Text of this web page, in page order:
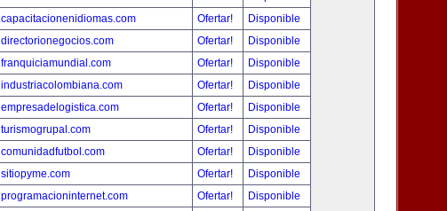
capacitacionenidiomas.com
Ofertar!
Disponible
directorionegocios.com
Ofertar!
Disponible
franquiciamundial.com
Ofertar!
Disponible
industriacolombiana.com
Ofertar!
Disponible
empresadelogistica.com
Ofertar!
Disponible
turismogrupal.com
Ofertar!
Disponible
comunidadfutbol.com
Ofertar!
Disponible
sitiopyme.com
Ofertar!
Disponible
programacioninternet.com
Ofertar!
Disponible